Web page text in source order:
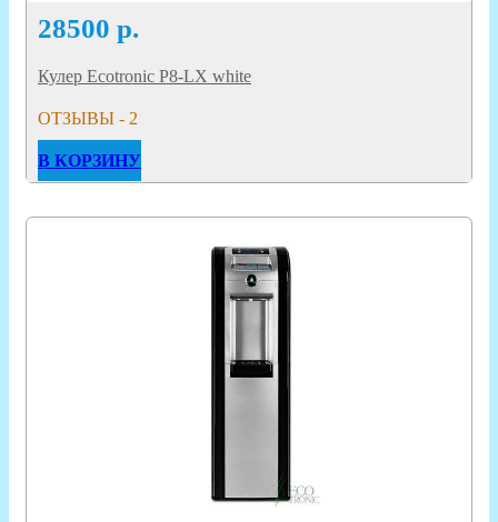
28500 р.
Кулер Ecotronic P8-LX white
ОТЗЫВЫ - 2
В КОРЗИНУ